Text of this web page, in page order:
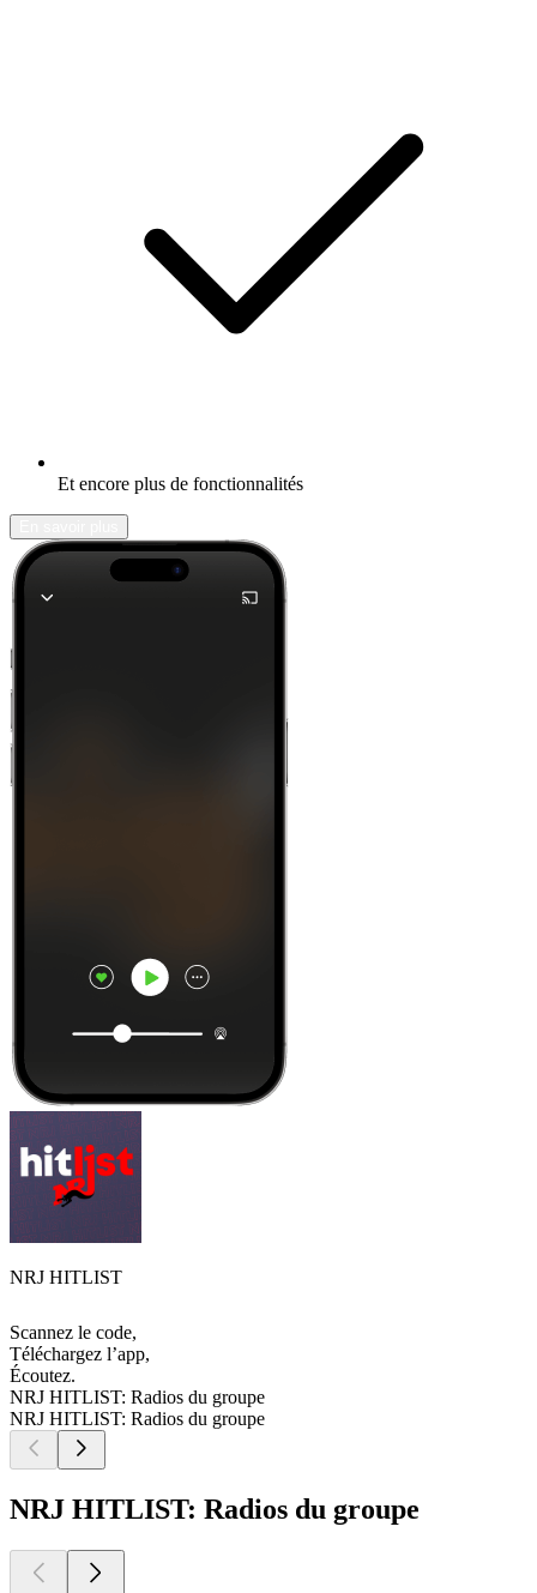
Et encore plus de fonctionnalités
NRJ HITLIST
Scannez le code,
Téléchargez l’app,
Écoutez.
NRJ HITLIST: Radios du groupe
NRJ HITLIST: Radios du groupe
NRJ HITLIST: Radios du groupe